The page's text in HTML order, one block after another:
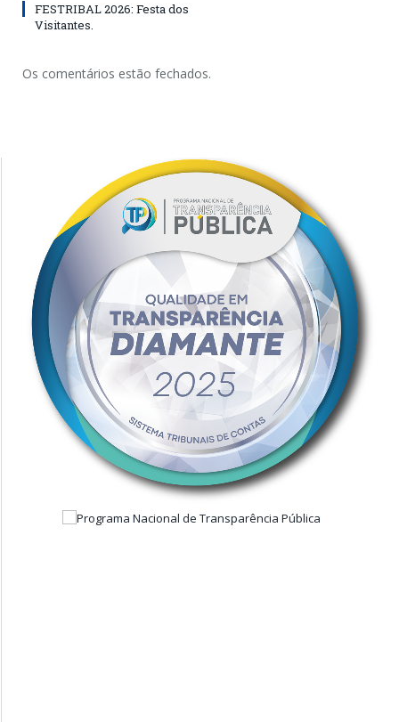
FESTRIBAL 2026: Festa dos
Visitantes.
Os comentários estão fechados.